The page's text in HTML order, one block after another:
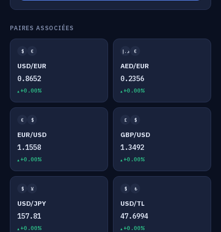
PAIRES ASSOCIÉES
$ €
USD/EUR
0.8652
+0.00%
د.إ €
AED/EUR
0.2356
+0.00%
€ $
EUR/USD
1.1558
+0.00%
£ $
GBP/USD
1.3492
+0.00%
$ ¥
USD/JPY
157.81
+0.00%
$ ₺
USD/TL
47.6994
+0.00%